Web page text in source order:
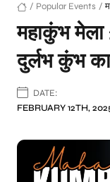
/ Popular Events /
महाकुंभ
दुर्लभ कुंभ
DATE:
FEBRUARY 12TH,